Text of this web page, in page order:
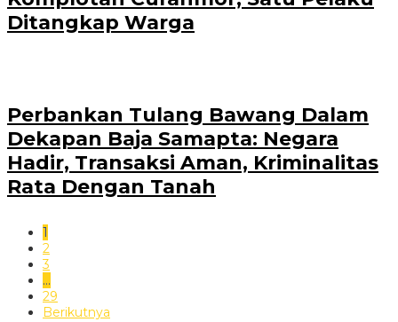
Ditangkap Warga
Perbankan Tulang Bawang Dalam
Dekapan Baja Samapta: Negara
Hadir, Transaksi Aman, Kriminalitas
Rata Dengan Tanah
1
2
3
…
29
Berikutnya